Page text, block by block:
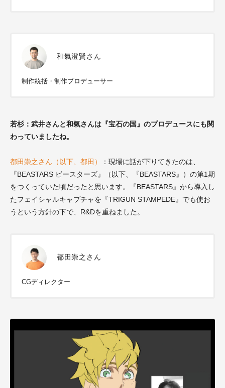
和氣澄賢さん
制作統括・制作プロデューサー
若杉：武井さんと和氣さんは『宝石の国』のプロデュースにも関
わっていましたね。
都田崇之さん（以下、都田）
：現場に話が下りてきたのは、
『BEASTARS ビースターズ』（以下、『BEASTARS』）の第1期
をつくっていた頃だったと思います。『BEASTARS』から導入し
たフェイシャルキャプチャを『TRIGUN STAMPEDE』でも使お
うという方針の下で、R&Dを重ねました。
都田崇之さん
CGディレクター